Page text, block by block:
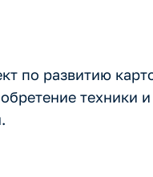
по развитию
техники